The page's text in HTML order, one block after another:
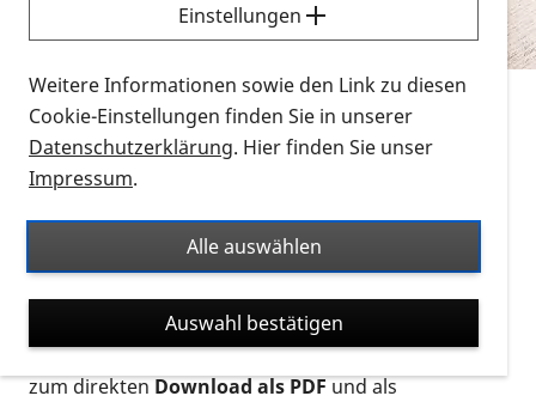
suchen und dieses bestellen bzw. herunterladen
können? Schauen Sie sich dieErklärvideos zum
Thema Infomaterial auf der PRO RETINA-Website
für blinde und sehbehinderte Menschen an.
Auf dieser Seite finden Sie sämtliches Infomaterial
Ort. Nutzen Sie den Formatfilter, um ausschließlich
nach Flyern und Broschüren, Audios oder Videos zu
suchen. Die meisten Flyer und Broschüren werden in
verschiedenen Formaten angeboten: zur
postalischen Bestellung als gedruckte Variante
zum direktenDownload als PDFund als
Einstellungen
Weitere Informationen sowie den Link zu diesen
Cookie-Einstellungen finden Sie in unserer
Datenschutzerklärung. Hier finden Sie unser
Impressum.
Alle auswählen
Auswahl bestätigen